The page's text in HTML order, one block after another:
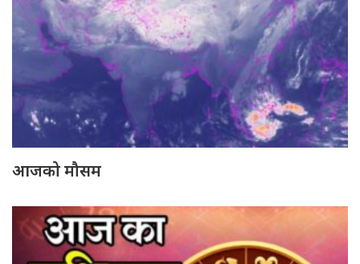
आजको मौसम